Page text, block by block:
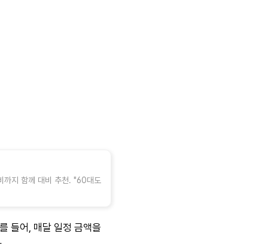
까지 함께 대비 추천. "60대도
들어, 매달 일정 금액을